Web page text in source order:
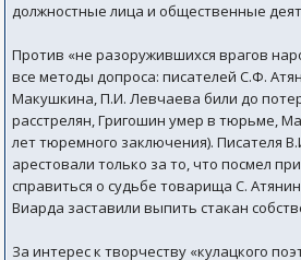
должностные лица и общественные
Против «не разоружившихся врагов
все методы допроса: писателей С.Ф.
Макушкина, П.И. Левчаева били до
расстрелян, Григошин умер в тюрьме,
лет тюремного заключения). Писателя
арестовали только за то, что посмел
справиться о судьбе товарища С.
Виарда заставили выпить стакан
За интерес к творчеству «кулацкого